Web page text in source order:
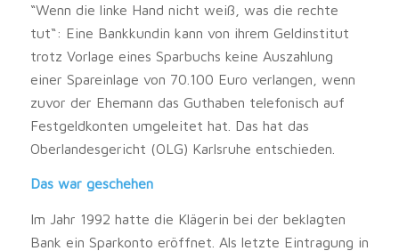
“Wenn die linke Hand nicht weiß, was die rechte
tut“: Eine Bankkundin kann von ihrem Geldinstitut
trotz Vorlage eines Sparbuchs keine Auszahlung
einer Spareinlage von 70.100 Euro verlangen, wenn
zuvor der Ehemann das Guthaben telefonisch auf
Festgeldkonten umgeleitet hat. Das hat das
Oberlandesgericht (OLG) Karlsruhe entschieden.
Das war geschehen
Im Jahr 1992 hatte die Klägerin bei der beklagten
Bank ein Sparkonto eröffnet. Als letzte Eintragung in